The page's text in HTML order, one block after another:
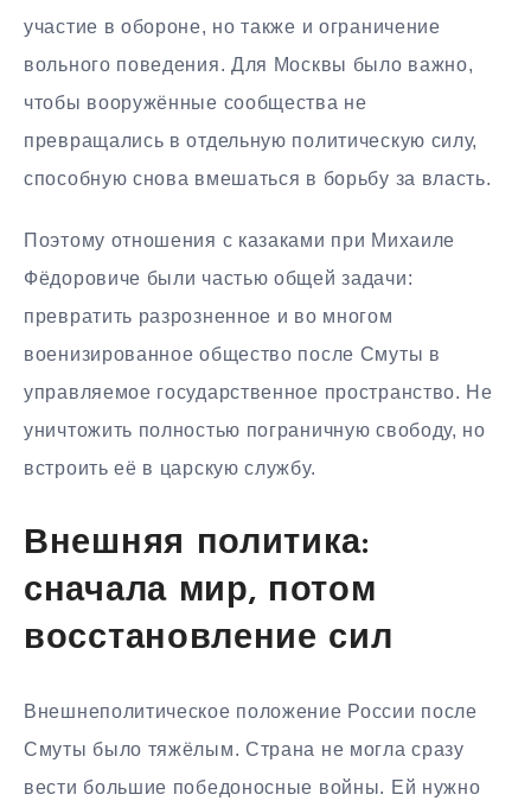
участие в обороне, но также и ограничение
вольного поведения. Для Москвы было важно,
чтобы вооружённые сообщества не
превращались в отдельную политическую силу,
способную снова вмешаться в борьбу за власть.
Поэтому отношения с казаками при Михаиле
Фёдоровиче были частью общей задачи:
превратить разрозненное и во многом
военизированное общество после Смуты в
управляемое государственное пространство. Не
уничтожить полностью пограничную свободу, но
встроить её в царскую службу.
Внешняя политика:
сначала мир, потом
восстановление сил
Внешнеполитическое положение России после
Смуты было тяжёлым. Страна не могла сразу
вести большие победоносные войны. Ей нужно